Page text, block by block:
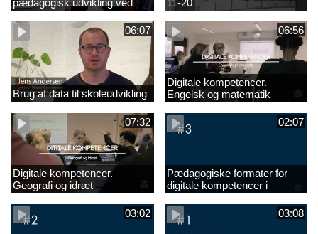
pædagogisk udvikling ved
EVA
11-20
06:07
Brug af data til skoleudvikling
06:56
Digitale kompetencer.
Engelsk og matematik
07:32
Digitale kompetencer.
Geografi og idræt
02:07
Pædagogiske formater for
digitale kompetencer i
undervisningen
03:02
03:08